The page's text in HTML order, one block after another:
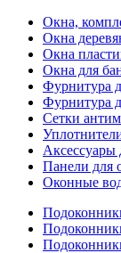
Окна,
Окна
Окна
Окна для
Фурнитура
Фурнитура
Сетки
Аксессуары
Панели для
Оконные